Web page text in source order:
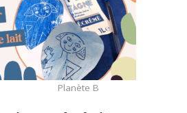
Planète B